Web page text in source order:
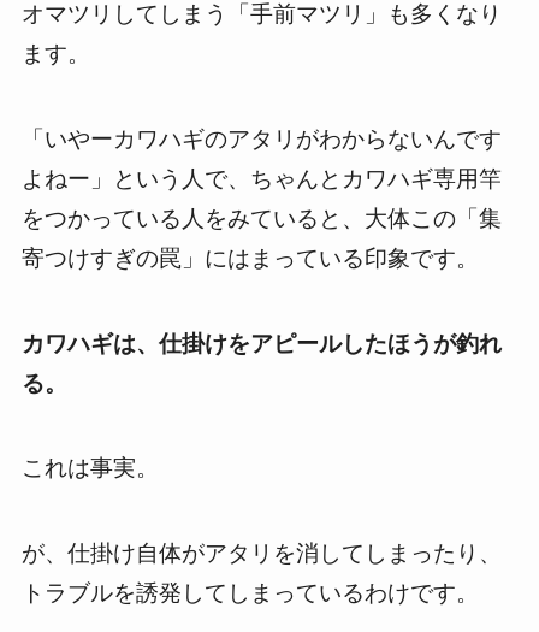
オマツリしてしまう「手前マツリ」も多くなり
ます。
「いやーカワハギのアタリがわからないんです
よねー」という人で、ちゃんとカワハギ専用竿
をつかっている人をみていると、大体この「集
寄つけすぎの罠」にはまっている印象です。
カワハギは、仕掛けをアピールしたほうが釣れ
る。
これは事実。
が、仕掛け自体がアタリを消してしまったり、
トラブルを誘発してしまっているわけです。